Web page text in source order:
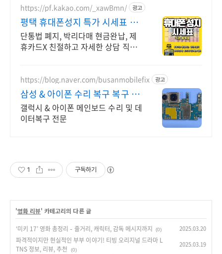
https://pf.kakao.com/_xawBmn/ 광고
평택 휴대폰성지 특가 시세표 가
격비교 꼭 해보세요
단통법 폐지, 박리다매 현금완납, 제
휴카드X 친절하고 자세한 상담 직폰
https://blog.naver.com/busanmobilefix 광고
삼성 & 아이폰 수리 복구 복구 실
패시 비용 안받습니다
갤럭시 & 아이폰 메인보드 수리 및 데
이터복구 전문
1 구독하기
'영화 리뷰' 카테고리의 다른 글
‘미키 17’ 영화 총정리 – 줄거리, 캐릭터, 감독 메시지까지 (0) 2025.03.20
파격적이지만 현실적인 부부 이야기! 티빙 오리지널 드라마 L
TNS 정보, 리뷰, 추천
(0)
2025.03.19